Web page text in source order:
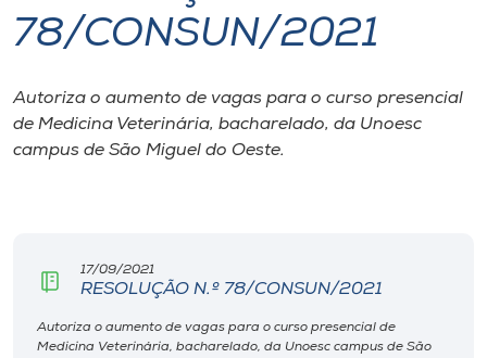
I.nova
Diplomados
78/CONSUN/2021
Autoriza o aumento de vagas para o curso presencial
de Medicina Veterinária, bacharelado, da Unoesc
campus de São Miguel do Oeste.
17/09/2021
RESOLUÇÃO N.º 78/CONSUN/2021
Autoriza o aumento de vagas para o curso presencial de
Medicina Veterinária, bacharelado, da Unoesc campus de São